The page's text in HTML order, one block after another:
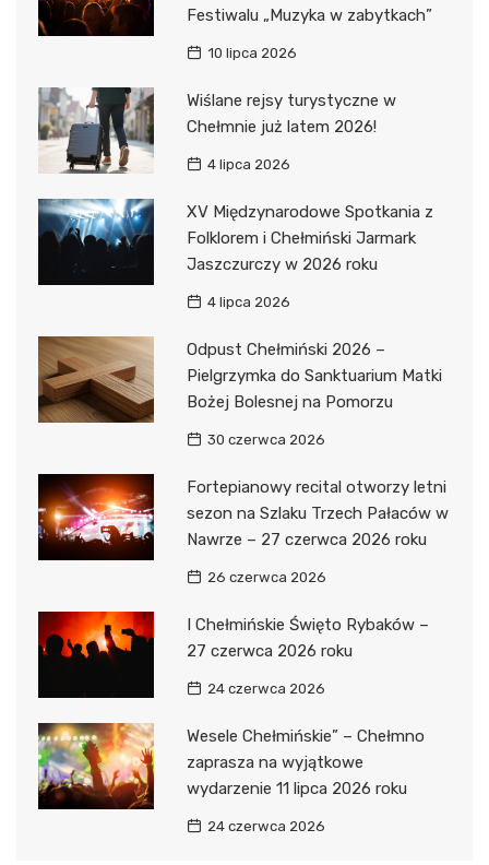
Festiwalu „Muzyka w zabytkach”
10 lipca 2026
Wiślane rejsy turystyczne w
Chełmnie już latem 2026!
4 lipca 2026
XV Międzynarodowe Spotkania z
Folklorem i Chełmiński Jarmark
Jaszczurczy w 2026 roku
4 lipca 2026
Odpust Chełmiński 2026 –
Pielgrzymka do Sanktuarium Matki
Bożej Bolesnej na Pomorzu
30 czerwca 2026
Fortepianowy recital otworzy letni
sezon na Szlaku Trzech Pałaców w
Nawrze – 27 czerwca 2026 roku
26 czerwca 2026
I Chełmińskie Święto Rybaków –
27 czerwca 2026 roku
24 czerwca 2026
Wesele Chełmińskie” – Chełmno
zaprasza na wyjątkowe
wydarzenie 11 lipca 2026 roku
24 czerwca 2026